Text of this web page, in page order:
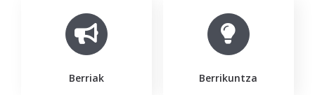
Berriak Berrikuntza